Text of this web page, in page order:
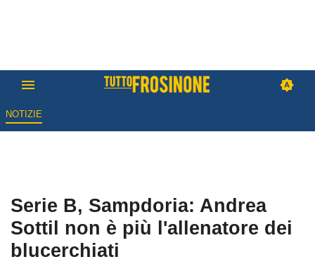
NOTIZIE
Serie B, Sampdoria: Andrea
Sottil non è più l'allenatore dei
blucerchiati